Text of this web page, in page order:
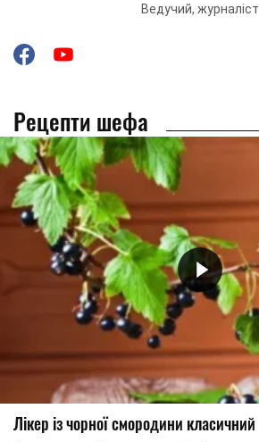
Ведучий, журналіст
Рецепти шефа
Лікер із чорної смородини класичний